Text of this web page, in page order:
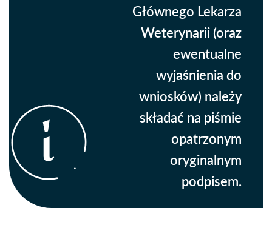
Głównego Lekarza
Weterynarii (oraz
ewentualne
wyjaśnienia do
wniosków) należy
składać na piśmie
opatrzonym
oryginalnym
podpisem.